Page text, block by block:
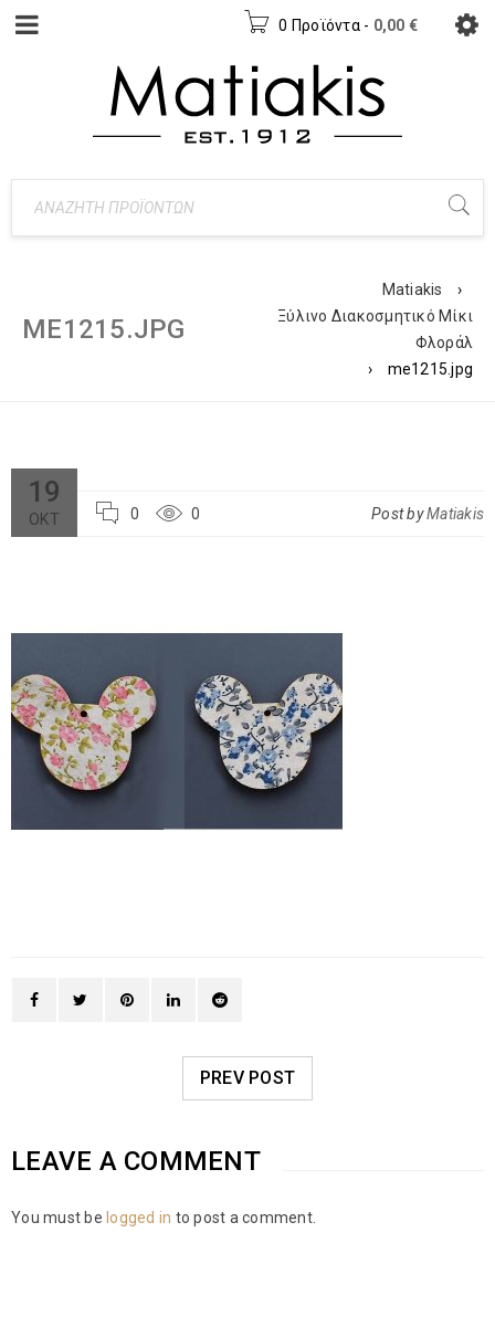
0 Προϊόντα - 0,00 €
ME1215.JPG
Matiakis
›
Ξύλινο Διακοσμητικό Μίκι
Φλοράλ
›
me1215.jpg
19
ΟΚΤ 0 0 Post byMatiakis
PREV POST
LEAVE A COMMENT
You must be logged in to post a comment.